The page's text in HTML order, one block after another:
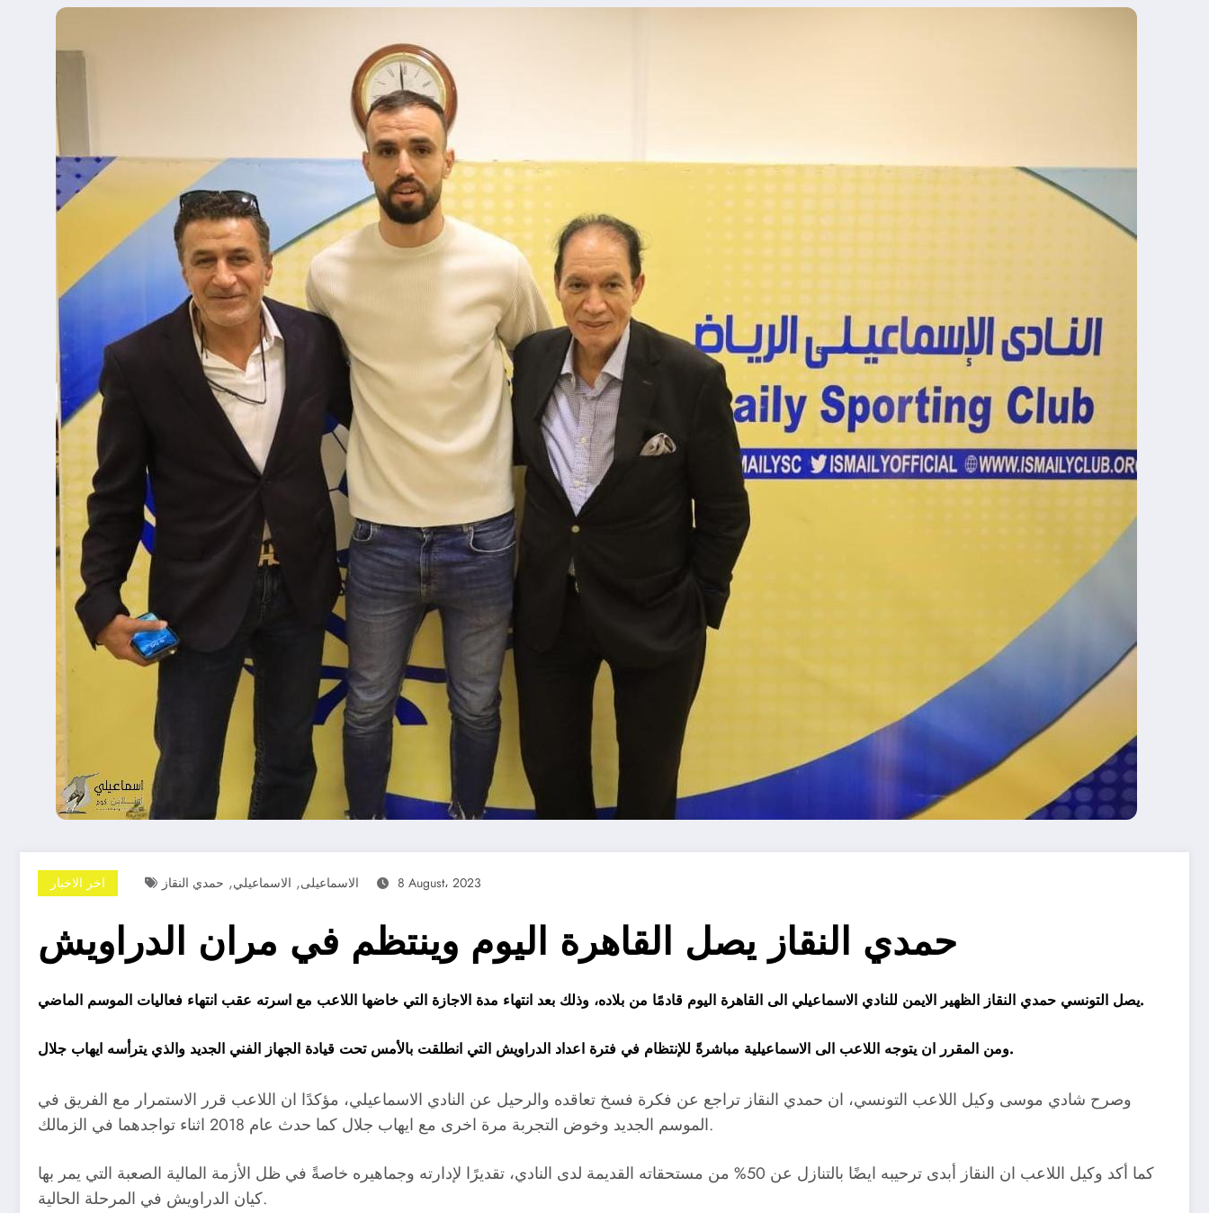
اخر الاخبار الاسماعيلى, الاسماعيلي, حمدي النقاز 8 August، 2023
حمدي النقاز يصل القاهرة اليوم وينتظم في مران الدراويش
يصل التونسي حمدي النقاز الظهير الايمن للنادي الاسماعيلي الى القاهرة اليوم قادمًا من بلاده، وذلك بعد انتهاء مدة الاجازة التي خاضها اللاعب مع اسرته عقب انتهاء فعاليات الموسم الماضي.
ومن المقرر ان يتوجه اللاعب الى الاسماعيلية مباشرةً للإنتظام في فترة اعداد الدراويش التي انطلقت بالأمس تحت قيادة الجهاز الفني الجديد والذي يترأسه ايهاب جلال.
وصرح شادي موسى وكيل اللاعب التونسي، ان حمدي النقاز تراجع عن فكرة فسخ تعاقده والرحيل عن النادي الاسماعيلي، مؤكدًا ان اللاعب قرر الاستمرار مع الفريق في
الموسم الجديد وخوض التجربة مرة اخرى مع ايهاب جلال كما حدث عام 2018 اثناء تواجدهما في الزمالك.
كما أكد وكيل اللاعب ان النقاز أبدى ترحيبه ايضًا بالتنازل عن 50% من مستحقاته القديمة لدى النادي، تقديرًا لإدارته وجماهيره خاصةً في ظل الأزمة المالية الصعبة التي يمر بها
كيان الدراويش في المرحلة الحالية.